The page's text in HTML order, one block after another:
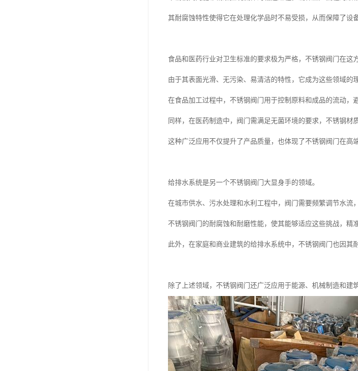
其耐腐蚀特性使得它在处理化学品时不易受损，从而保障了设
食品和医药行业对卫生标准的要求极为严格，不锈钢阀门在这
由于其表面光滑、无污染、易清洁的特性，它成为这些领域的
在食品加工过程中，不锈钢阀门用于控制原料和成品的流动，
同样，在医药制造中，阀门需满足无菌环境的要求，不锈钢材
这种广泛应用不仅提升了产品质量，也体现了不锈钢阀门在高
给排水系统是另一个不锈钢阀门大显身手的领域。
在城市供水、污水处理和水利工程中，阀门需要频繁调节水流
不锈钢阀门的耐腐蚀和耐磨性能，使其能够适应这些挑战，精
此外，在家庭和商业建筑的给排水系统中，不锈钢阀门也因其
除了上述领域，不锈钢阀门还广泛应用于能源、机械制造和建